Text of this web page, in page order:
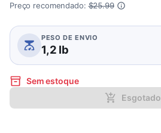
Preço recomendado:$25.99
PESO DE ENVIO
1,2 lb
Sem estoque
Esgotado